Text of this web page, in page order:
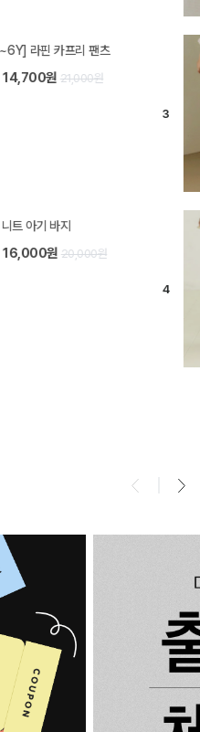
라핀 카프리 팬츠
14,700원 21,000원
트 아기 바지
16,000원 20,000원